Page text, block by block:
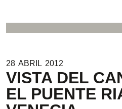
28 ABRIL 2012
VISTA DEL
EL PUENTE